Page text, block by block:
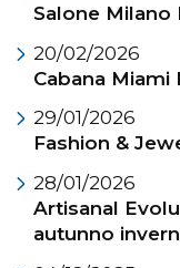
Salone Milano
20/02/2026
Cabana Miami
29/01/2026
Fashion &
28/01/2026
Artisanal
autunno